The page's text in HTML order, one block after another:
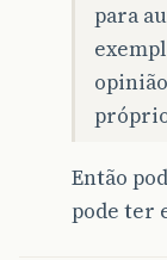
para
Então
pode ter